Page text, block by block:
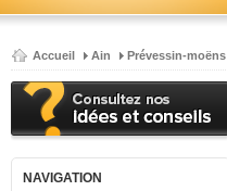
Accueil Ain Prévessin-moëns
NAVIGATION